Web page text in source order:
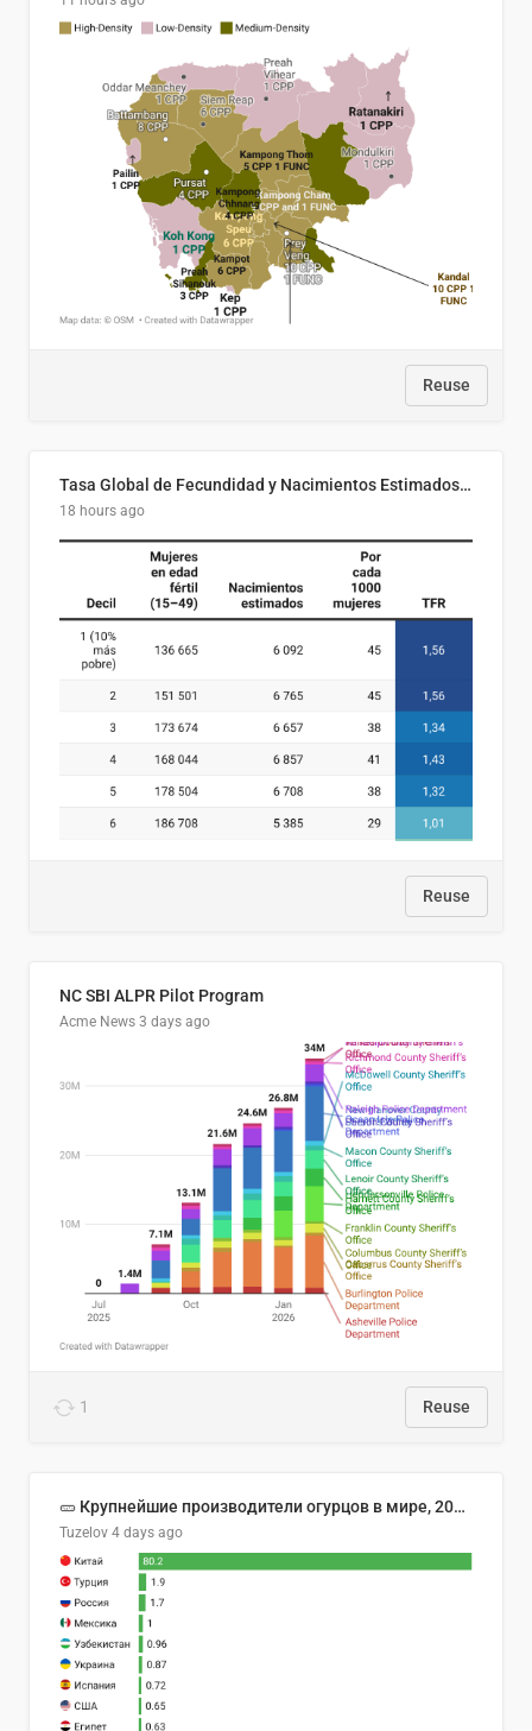
Reuse
Tasa Global de Fecundidad y Nacimientos Estimados Según Decil de Ingreso Familiar. El Salvador, 2025
18 hours ago
Reuse
NC SBI ALPR Pilot Program
Acme News 3 days ago
1 Reuse
🥒 Крупнейшие производители огурцов в мире, 2023 год (млн тонн)
Tuzelov 4 days ago